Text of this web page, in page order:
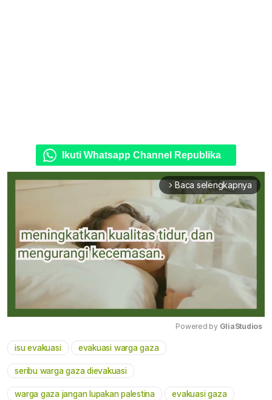
Ikuti Whatsapp Channel Republika
arrow_forward_ios Baca selengkapnya
Powered by GliaStudios
isu evakuasi evakuasi warga gaza
seribu warga gaza dievakuasi
warga gaza jangan lupakan palestina evakuasi gaza